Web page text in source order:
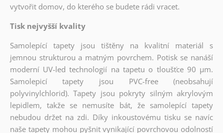
vytvořit domov, do kterého se budete rádi vracet.
Tisk nejvyšší kvality
Samolepící tapety jsou tištěny na kvalitní materiál s
jemnou strukturou a matným povrchem. Potisk se nanáší
moderní UV-led technologií na tapetu o tloušťce 90 µm.
Samolepicí tapety jsou PVC-free (neobsahují
polyvinylchlorid). Tapety jsou pokryty silným akrylovým
lepidlem, takže se nemusíte bát, že samolepící tapety
nebudou držet na zdi. Díky inkoustovému tisku se navíc
naše tapety mohou pyšnit vynikající povrchovou odolností